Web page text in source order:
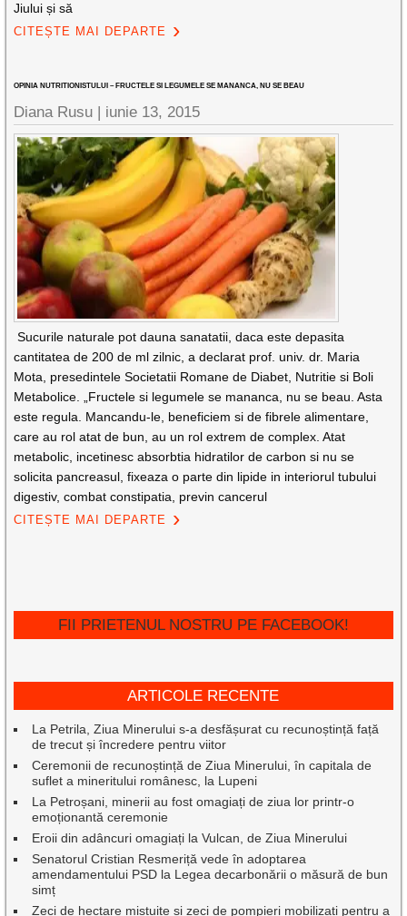
Jiului și să
CITEȘTE MAI DEPARTE
OPINIA NUTRITIONISTULUI – FRUCTELE SI LEGUMELE SE MANANCA, NU SE BEAU
Diana Rusu | iunie 13, 2015
Sucurile naturale pot dauna sanatatii, daca este depasita
cantitatea de 200 de ml zilnic, a declarat prof. univ. dr. Maria
Mota, presedintele Societatii Romane de Diabet, Nutritie si Boli
Metabolice. „Fructele si legumele se mananca, nu se beau. Asta
este regula. Mancandu-le, beneficiem si de fibrele alimentare,
care au rol atat de bun, au un rol extrem de complex. Atat
metabolic, incetinesc absorbtia hidratilor de carbon si nu se
solicita pancreasul, fixeaza o parte din lipide in interiorul tubului
digestiv, combat constipatia, previn cancerul
CITEȘTE MAI DEPARTE
FII PRIETENUL NOSTRU PE FACEBOOK!
ARTICOLE RECENTE
La Petrila, Ziua Minerului s-a desfășurat cu recunoștință față
de trecut și încredere pentru viitor
Ceremonii de recunoștință de Ziua Minerului, în capitala de
suflet a mineritului românesc, la Lupeni
La Petroșani, minerii au fost omagiați de ziua lor printr-o
emoționantă ceremonie
Eroii din adâncuri omagiați la Vulcan, de Ziua Minerului
Senatorul Cristian Resmeriță vede în adoptarea
amendamentului PSD la Legea decarbonării o măsură de bun
simț
Zeci de hectare mistuite și zeci de pompieri mobilizați pentru a